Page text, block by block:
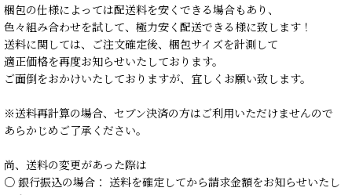
梱包の仕様によっては配送料を安くできる場合もあり、
色々組み合わせを試して、極力安く配送できる様に致します！
送料に関しては、ご注文確定後、梱包サイズを計測して
適正価格を再度お知らせいたしております。
ご面倒をおかけいたしておりますが、宜しくお願い致します。
※送料再計算の場合、セブン決済の方はご利用いただけませんので
あらかじめご了承ください。
尚、送料の変更があった際は
○ 銀行振込の場合： 送料を確定してから請求金額をお知らせいたし